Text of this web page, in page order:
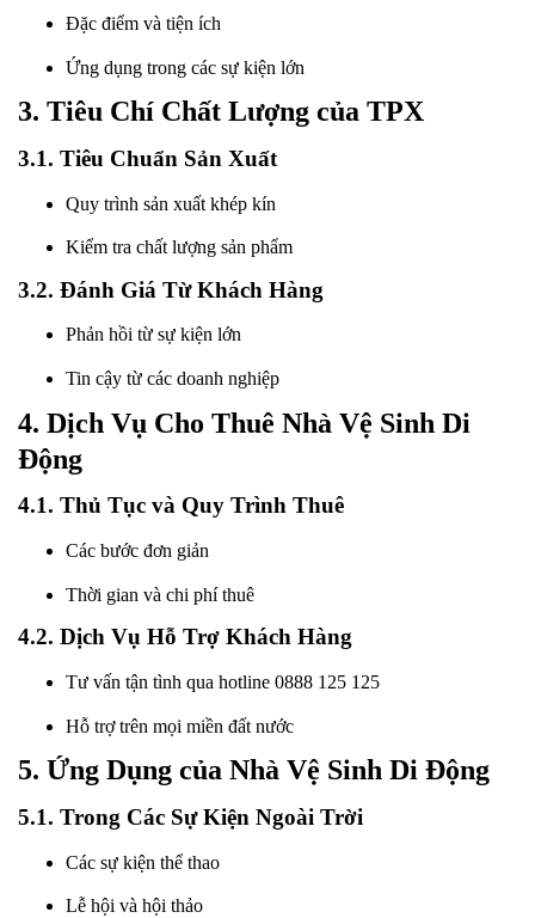
Đặc điểm và tiện ích
Ứng dụng trong các sự kiện lớn
3. Tiêu Chí Chất Lượng của TPX
3.1. Tiêu Chuẩn Sản Xuất
Quy trình sản xuất khép kín
Kiểm tra chất lượng sản phẩm
3.2. Đánh Giá Từ Khách Hàng
Phản hồi từ sự kiện lớn
Tin cậy từ các doanh nghiệp
4. Dịch Vụ Cho Thuê Nhà Vệ Sinh Di
Động
4.1. Thủ Tục và Quy Trình Thuê
Các bước đơn giản
Thời gian và chi phí thuê
4.2. Dịch Vụ Hỗ Trợ Khách Hàng
Tư vấn tận tình qua hotline 0888 125 125
Hỗ trợ trên mọi miền đất nước
5. Ứng Dụng của Nhà Vệ Sinh Di Động
5.1. Trong Các Sự Kiện Ngoài Trời
Các sự kiện thể thao
Lễ hội và hội thảo